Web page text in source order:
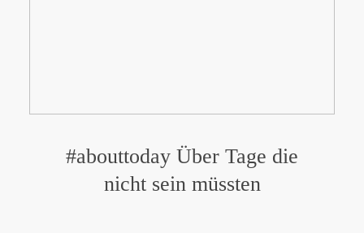
#abouttoday Über Tage die
nicht sein müssten